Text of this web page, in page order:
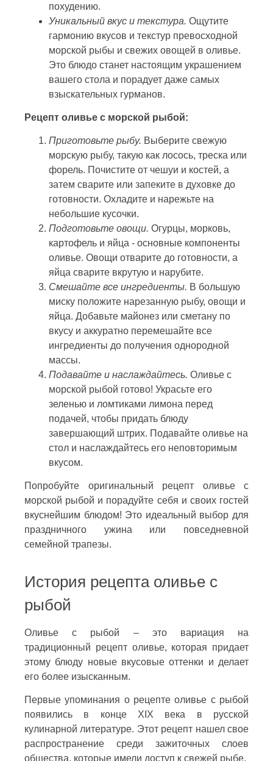
похудению.
Уникальный вкус и текстура. Ощутите
гармонию вкусов и текстур превосходной
морской рыбы и свежих овощей в оливье.
Это блюдо станет настоящим украшением
вашего стола и порадует даже самых
взыскательных гурманов.
Рецепт оливье с морской рыбой:
Приготовьте рыбу. Выберите свежую
морскую рыбу, такую как лосось, треска или
форель. Почистите от чешуи и костей, а
затем сварите или запеките в духовке до
готовности. Охладите и нарежьте на
небольшие кусочки.
Подготовьте овощи. Огурцы, морковь,
картофель и яйца - основные компоненты
оливье. Овощи отварите до готовности, а
яйца сварите вкрутую и нарубите.
Смешайте все ингредиенты. В большую
миску положите нарезанную рыбу, овощи и
яйца. Добавьте майонез или сметану по
вкусу и аккуратно перемешайте все
ингредиенты до получения однородной
массы.
Подавайте и наслаждайтесь. Оливье с
морской рыбой готово! Украсьте его
зеленью и ломтиками лимона перед
подачей, чтобы придать блюду
завершающий штрих. Подавайте оливье на
стол и наслаждайтесь его неповторимым
вкусом.
Попробуйте оригинальный рецепт оливье с
морской рыбой и порадуйте себя и своих гостей
вкуснейшим блюдом! Это идеальный выбор для
праздничного ужина или повседневной
семейной трапезы.
История рецепта оливье с
рыбой
Оливье с рыбой – это вариация на
традиционный рецепт оливье, которая придает
этому блюду новые вкусовые оттенки и делает
его более изысканным.
Первые упоминания о рецепте оливье с рыбой
появились в конце XIX века в русской
кулинарной литературе. Этот рецепт нашел свое
распространение среди зажиточных слоев
общества, которые имели доступ к свежей рыбе.